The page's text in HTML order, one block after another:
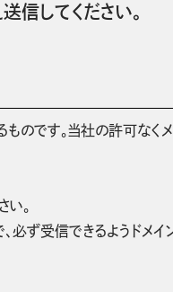
信してください。
のです。当社の許可なく
。
必ず受信できるようドメ